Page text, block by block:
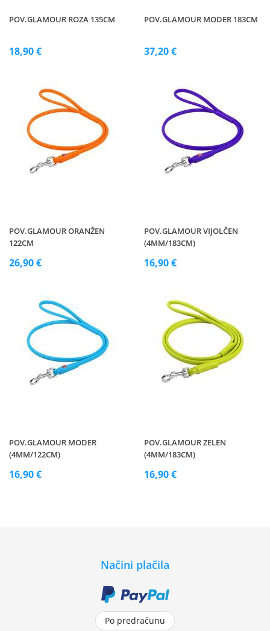
POV.GLAMOUR ROZA 135CM
18,90 €
POV.GLAMOUR MODER 183CM
37,20 €
POV.GLAMOUR ORANŽEN
122CM
26,90 €
POV.GLAMOUR VIJOLČEN
(4MM/183CM)
16,90 €
POV.GLAMOUR MODER
(4MM/122CM)
16,90 €
POV.GLAMOUR ZELEN
(4MM/183CM)
16,90 €
Načini plačila
Po predračunu